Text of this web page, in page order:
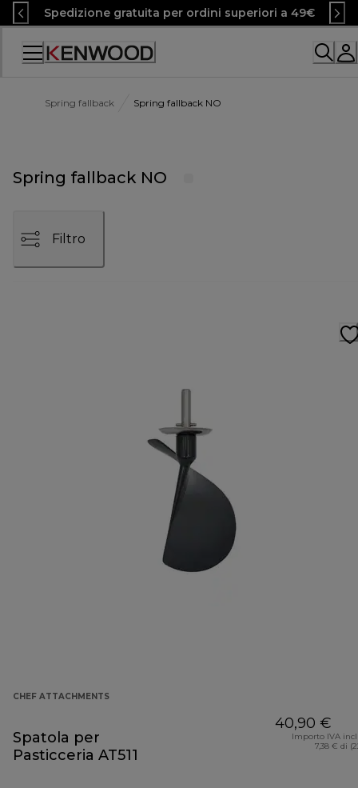
Skip
to
Content
Spedizione gratuita per ordini superiori a 49€
Accessibility
Spring fallback Spring fallback NO
Spring fallback NO
Filtro
CHEF ATTACHMENTS
Spatola per
Pasticceria AT511
40,90 €
Importo IVA
7,38 € di